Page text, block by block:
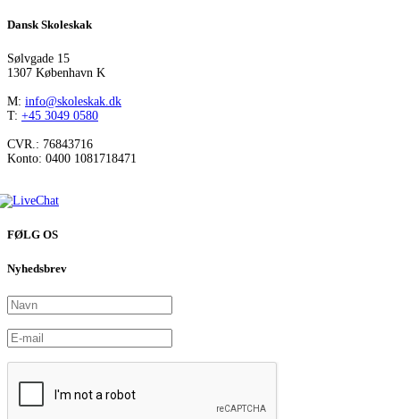
Dansk Skoleskak
Sølvgade 15
1307 København K
M: info@skoleskak.dk
T: +45 3049 0580
CVR.: 76843716
Konto: 0400 1081718471
FØLG OS
Nyhedsbrev